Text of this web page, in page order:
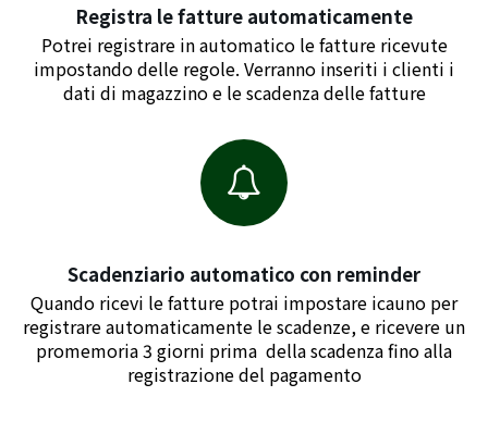
Registra le fatture automaticamente
Potrei registrare in automatico le fatture ricevute
impostando delle regole. Verranno inseriti i clienti i
dati di magazzino e le scadenza delle fatture
Scadenziario automatico con reminder
Quando ricevi le fatture potrai impostare icauno per
registrare automaticamente le scadenze, e ricevere un
promemoria 3 giorni prima della scadenza fino alla
registrazione del pagamento